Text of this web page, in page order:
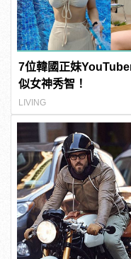
7位韓國正妹
似女神秀智！
LIVING